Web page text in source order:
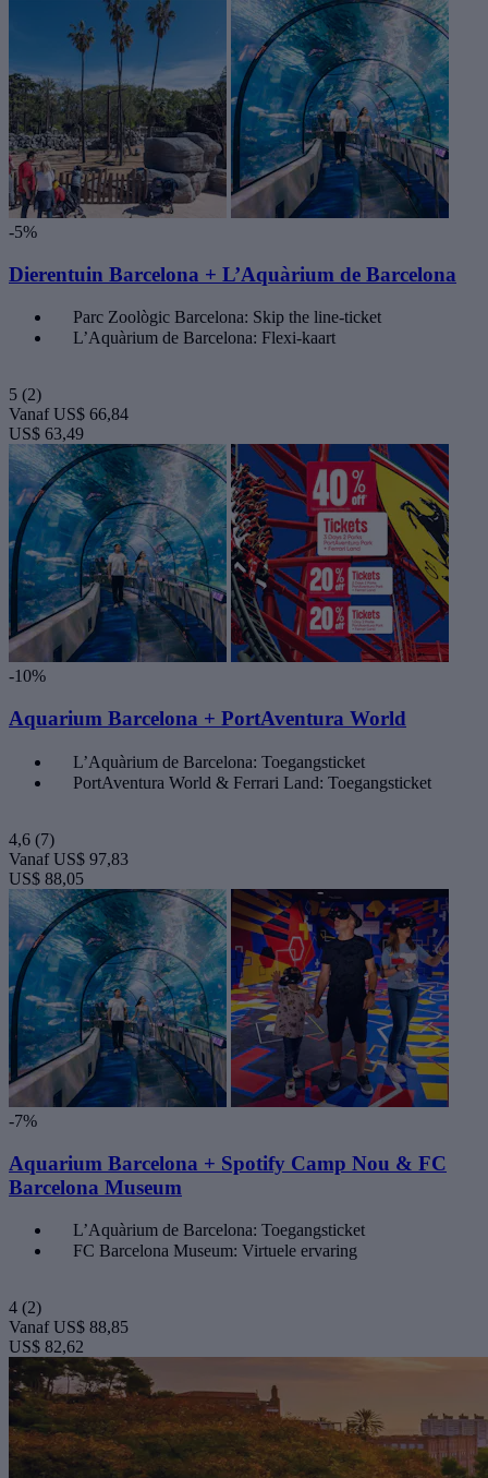
-5%
Dierentuin Barcelona + L’Aquàrium de Barcelona
Parc Zoològic Barcelona: Skip the line-ticket
L’Aquàrium de Barcelona: Flexi-kaart
5 (2)
Vanaf US$ 66,84
US$ 63,49
-10%
Aquarium Barcelona + PortAventura World
L’Aquàrium de Barcelona: Toegangsticket
PortAventura World & Ferrari Land: Toegangsticket
4,6 (7)
Vanaf US$ 97,83
US$ 88,05
-7%
Aquarium Barcelona + Spotify Camp Nou & FC
Barcelona Museum
L’Aquàrium de Barcelona: Toegangsticket
FC Barcelona Museum: Virtuele ervaring
4 (2)
Vanaf US$ 88,85
US$ 82,62